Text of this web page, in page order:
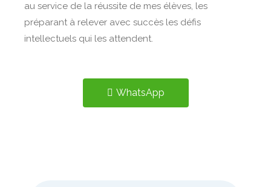
au service de la réussite de mes élèves, les
préparant à relever avec succès les défis
intellectuels qui les attendent.
WhatsApp